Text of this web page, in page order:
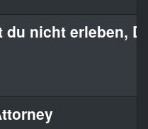
du nicht erleben,